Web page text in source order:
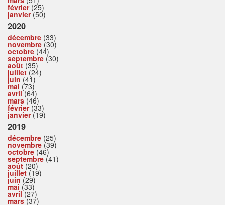
février(25)
janvier(50)
2020
décembre (33)
novembre (30)
octobre (44)
septembre (30)
août (35)
juillet(24)
juin (41)
mai (73)
avril(64)
mars(46)
février(33)
janvier(19)
2019
décembre (25)
novembre (39)
octobre (46)
septembre (41)
août (20)
juillet(19)
juin (29)
mai (33)
avril(27)
mars(37)